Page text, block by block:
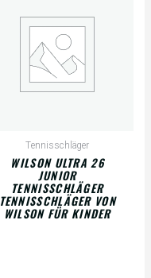
Tennisschläger
WILSON ULTRA 26
JUNIOR
TENNISSCHLÄGER
TENNISSCHLÄGER VON
WILSON FÜR KINDER